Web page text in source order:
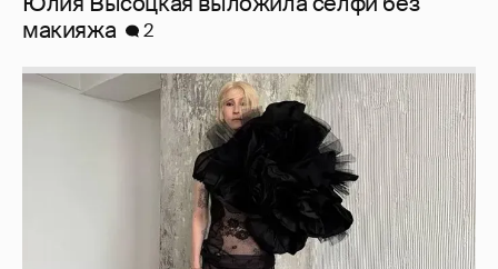
Журналистка Сулим примерила новый